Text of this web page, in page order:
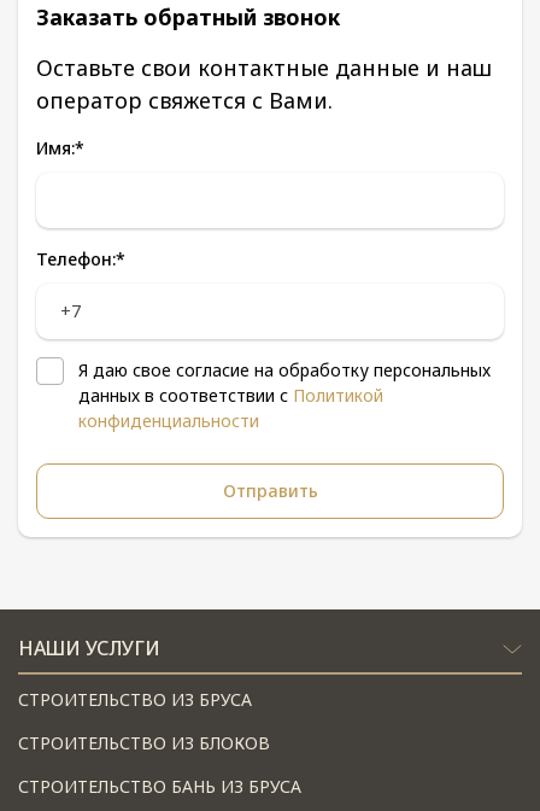
Заказать обратный звонок
Оставьте свои контактные данные и наш
оператор свяжется с Вами.
Имя:*
Телефон:*
Я даю свое согласие на обработку персональных
данных в соответствии с Политикой
конфиденциальности
НАШИ УСЛУГИ
СТРОИТЕЛЬСТВО ИЗ БРУСА
СТРОИТЕЛЬСТВО ИЗ БЛОКОВ
СТРОИТЕЛЬСТВО БАНЬ ИЗ БРУСА